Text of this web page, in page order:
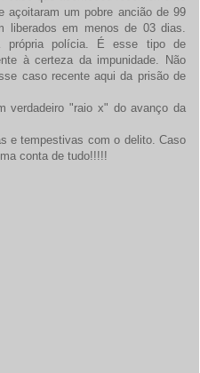
açoitaram um pobre ancião de 99
liberados em menos de 03 dias.
própria polícia. É esse tipo de
à certeza da impunidade. Não
caso recente aqui da prisão de
verdadeiro "raio x" do avanço da
e tempestivas com o delito. Caso
conta de tudo!!!!!